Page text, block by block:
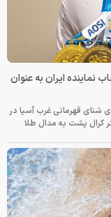
ایران به عنوان
شنای قهرمانی غرب آسیا در